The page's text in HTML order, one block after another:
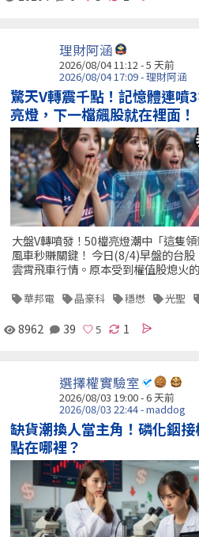
理財阿涵
2026/08/04 11:12 - 5 天前
2026/08/04 17:09 - 理財阿涵
驚天V轉震千點！記憶體連噴
亮燈，下一檔飆股就在裡面！
大盤V轉噴發！50檔亮燈潮中「這隻
風車秒賺關鍵！ 今日(8/4)早盤的台
雲霄飛車行情。原本受到權值股熄火
華邦電 晶豪科 穩懋 光聖
8962 39 1
選擇權實驗室
2026/08/03 19:00 - 6 天前
2026/08/03 22:44 - maddog
缺貨潮換人當主角！磷化銦
點在哪裡？